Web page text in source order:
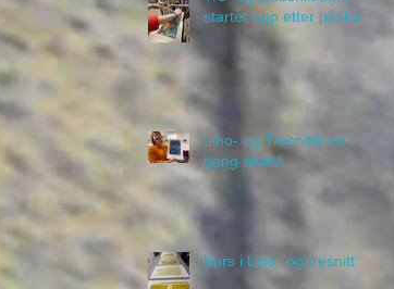
starter opp etter påske
Lino- og Tresnittkurs i
gang snart!
Kurs i Lino- og tresnitt